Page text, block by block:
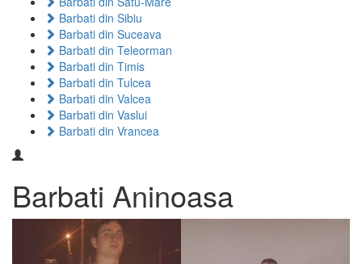
Barbati din Sibiu
Barbati din Suceava
Barbati din Teleorman
Barbati din Timis
Barbati din Tulcea
Barbati din Valcea
Barbati din Vaslui
Barbati din Vrancea
Barbati Aninoasa